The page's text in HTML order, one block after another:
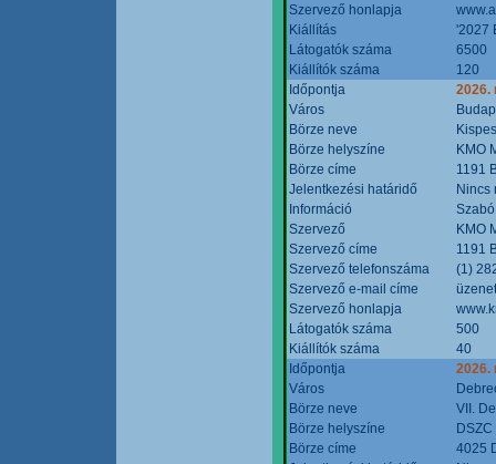
Szervező honlapja
Kiállítás
'2027
Látogatók száma
6500
Kiállítók száma
120
Időpontja
2026.
Város
Börze neve
Börze helyszíne
KMO
Börze címe
1191
Jelentkezési határidő
Nincs
Információ
Szervező
KMO
Szervező címe
1191
Szervező telefonszáma
(1)
Szervező e-mail címe
Szervező honlapja
Látogatók száma
500
Kiállítók száma
40
Időpontja
2026.
Város
Börze neve
VII.
Börze helyszíne
Börze címe
4025